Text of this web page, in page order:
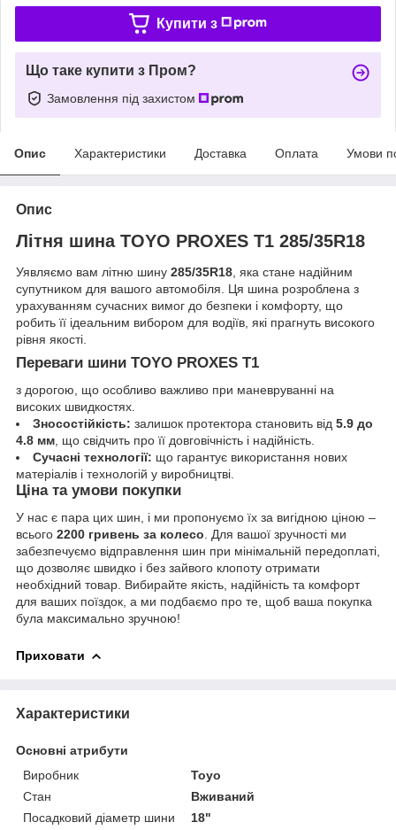
Купити з
Що таке купити з Пром?
Замовлення під захистом
Опис Характеристики Доставка Оплата Умови
Опис
Літня шина TOYO PROXES T1 285/35R18
Уявляємо вам літню шину 285/35R18, яка стане надійним
супутником для вашого автомобіля. Ця шина розроблена з
урахуванням сучасних вимог до безпеки і комфорту, що
робить її ідеальним вибором для водіїв, які прагнуть високого
рівня якості.
Переваги шини TOYO PROXES T1
з дорогою, що особливо важливо при маневруванні на
високих швидкостях.
Зносостійкість: залишок протектора становить від 5.9 до
4.8 мм, що свідчить про її довговічність і надійність.
Сучасні технології: що гарантує використання нових
матеріалів і технологій у виробництві.
Ціна та умови покупки
У нас є пара цих шин, і ми пропонуємо їх за вигідною ціною –
всього 2200 гривень за колесо . Для вашої зручності ми
забезпечуємо відправлення шин при мінімальній передоплаті,
що дозволяє швидко і без зайвого клопоту отримати
необхідний товар. Вибирайте якість, надійність та комфорт
для ваших поїздок, а ми подбаємо про те, щоб ваша покупка
була максимально зручною!
Приховати
Характеристики
Основні атрибути
Виробник
Toyo
Стан
Вживаний
Посадковий діаметр шини
18"